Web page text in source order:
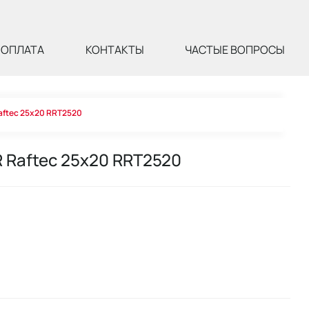
ОПЛАТА КОНТАКТЫ ЧАСТЫЕ ВОПРОСЫ
25х20 RRT2520
25х20 RRT2520